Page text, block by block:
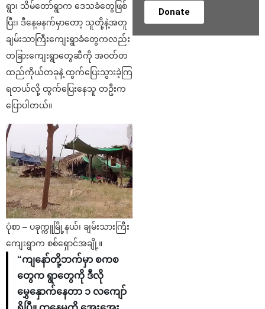
ရွာ၊ သိမ်တော်ရွာက ဒေသခံတွေဖြစ်
ပြီး၊ ဒီနေ့မနက်မှာတော့ သူတို့နဲ့အတူ
ချမ်းသာကြီးကျေးရွာခံတွေကလည်း
တခြားကျေးရွာတွေဆီကို အဝတ်တ
ထည်ကိုယ်တခုနဲ့ ထွက်ပြေးသွားခဲ့ကြ
ရတယ်လို့ ထွက်ပြေးနေသူ တဦးက
ပြောပါတယ်။
ပုံစာ – ပခုက္ကူမြို့နယ်၊ ချမ်းသားကြီး
ကျေးရွာက စစ်ရှောင်အချို့။
“ကျနော်တို့ဘက်မှာ စကစ
တွေက ရွာတွေကို ဒီလို
မွှေနှောက်နေတာ ၁ လကျော်
Donate